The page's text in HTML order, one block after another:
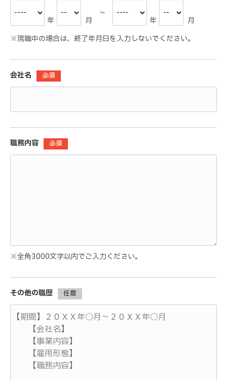
年 月
～
年
月
※現職中の場合は、終了年月日を入力しないでください。
会社名 必須
職務内容 必須
※全角3000文字以内でご入力ください。
その他の職歴 任意